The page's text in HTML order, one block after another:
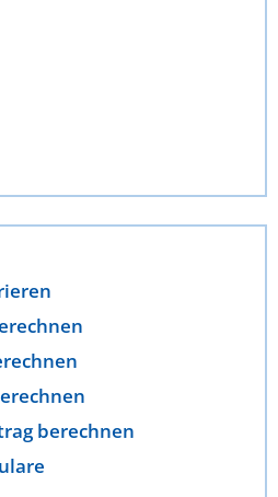
berechnen